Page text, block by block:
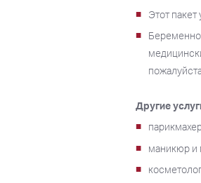
Этот пакет
Другие
маникюр и